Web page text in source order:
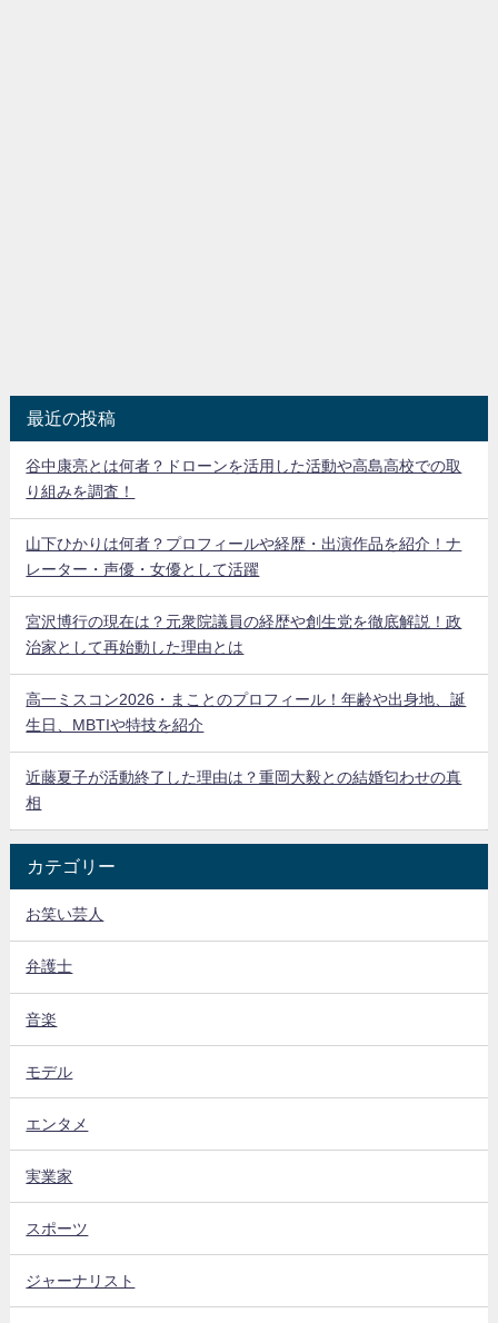
最近の投稿
谷中康亮とは何者？ドローンを活用した活動や高島高校での取
り組みを調査！
山下ひかりは何者？プロフィールや経歴・出演作品を紹介！ナ
レーター・声優・女優として活躍
宮沢博行の現在は？元衆院議員の経歴や創生党を徹底解説！政
治家として再始動した理由とは
高一ミスコン2026・まことのプロフィール！年齢や出身地、誕
生日、MBTIや特技を紹介
近藤夏子が活動終了した理由は？重岡大毅との結婚匂わせの真
相
カテゴリー
お笑い芸人
弁護士
音楽
モデル
エンタメ
実業家
スポーツ
ジャーナリスト